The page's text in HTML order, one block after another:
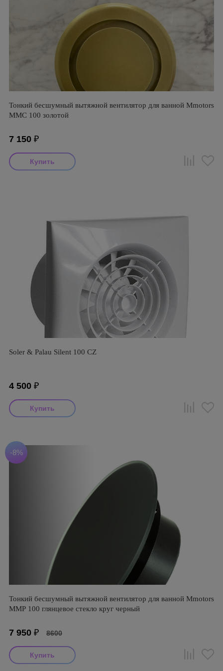
Тонкий бесшумный вытяжной вентилятор для ванной Mmotors
ММC 100 золотой
7 150 ₽
Soler & Palau Silent 100 CZ
4 500 ₽
-8%
Тонкий бесшумный вытяжной вентилятор для ванной Mmotors
ММР 100 глянцевое стекло круг черный
7 950 ₽ 8600